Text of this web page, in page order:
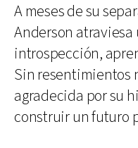
A meses de su
Anderson atraviesa
introspección,
Sin resentimientos
agradecida por su
construir un futuro